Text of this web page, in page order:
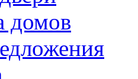
домов